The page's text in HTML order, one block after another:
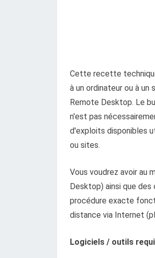
Cette recette
à un ordinateur ou à
Remote Desktop. Le
n'est pas
d'exploits disponibles
ou sites.
Vous voudrez avoir au
Desktop) ainsi que
procédure exacte
distance via Internet
Logiciels / outils